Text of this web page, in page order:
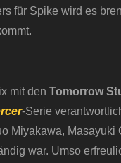
für Spike wird es
mit den Tomorrow
-Serie
Miyakawa,
war. Umso